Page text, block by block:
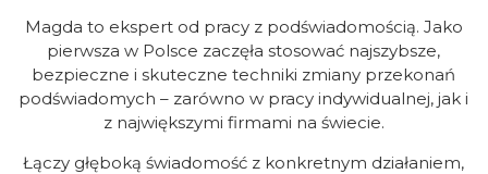
Magda to ekspert od pracy z podświadomością. Jako
pierwsza w Polsce zaczęła stosować najszybsze,
bezpieczne i skuteczne techniki zmiany przekonań
podświadomych – zarówno w pracy indywidualnej, jak i
z największymi firmami na świecie.
Łączy głęboką świadomość z konkretnym działaniem,